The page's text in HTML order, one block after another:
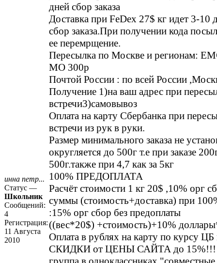
инна петр...
Статус —
Школьник
Сообщений:
4
Регистрация:
11 Августа
2010
дней сбор заказа
Доставка при FeDex 27$ кг идет 3-10
сбор заказа.При получении кода
ее перемрщение.
Пересылка по Москве и регионам:
МО 300р
Почтой России : по всей России
Получение 1)на ваш адрес при
встречи3)самовывоз
Оплата на карту Сбербанка при
встречи из рук в руки.
Размер минимального заказа не
округляется до 500г т.е при заказе
500г.также при 4,7 как за 5кг
100% ПРЕДОПЛАТА
Расчёт стоимости 1 кг 20$ ,10% орг
суммы (стоимость+доставка) при
:15% орг сбор без предоплаты
((вес*20$) +стоимость)+10%
Оплата в рублях на карту по курсу ЦБ
СКИДКИ от ЦЕНЫ САЙТА до